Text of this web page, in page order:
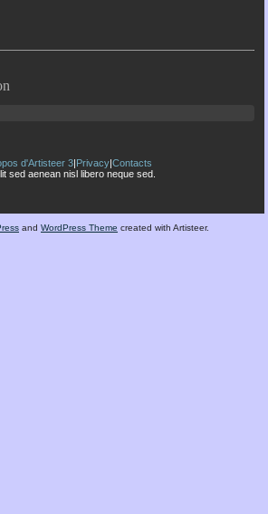
d'Artisteer 3|Privacy|Contacts
sed aenean nisl libero neque sed.
and WordPress Theme created with Artisteer.